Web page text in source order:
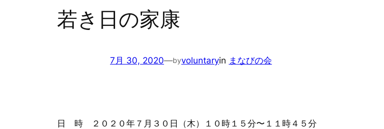
若き日の家康
7月 30, 2020—byvoluntaryin まなびの会
日 時 ２０２０年７月３０日（木）１０時１５分〜１１時４５分